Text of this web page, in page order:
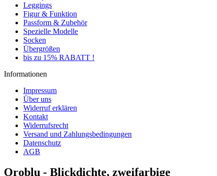
Leggings
Figur & Funktion
Passform & Zubehör
Spezielle Modelle
Socken
Übergrößen
bis zu 15% RABATT !
Informationen
Impressum
Über uns
Widerruf erklären
Kontakt
Widerrufsrecht
Versand und Zahlungsbedingungen
Datenschutz
AGB
Oroblu - Blickdichte, zweifarbige